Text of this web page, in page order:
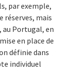
par exemple,
réserves, mais
au Portugal, en
en place de
définie dans
individuel